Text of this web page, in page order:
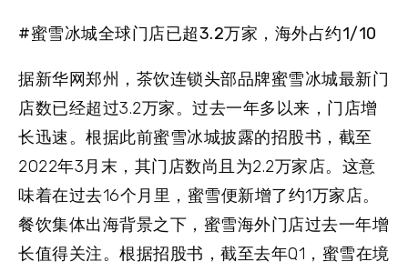
#蜜雪冰城全球门店已超3.2万家，海外占约1/10
据新华网郑州，茶饮连锁头部品牌蜜雪冰城最新门
店数已经超过3.2万家。过去一年多以来，门店增
长迅速。根据此前蜜雪冰城披露的招股书，截至
2022年3月末，其门店数尚且为2.2万家店。这意
味着在过去16个月里，蜜雪便新增了约1万家店。
餐饮集体出海背景之下，蜜雪海外门店过去一年增
长值得关注。根据招股书，截至去年Q1，蜜雪在境